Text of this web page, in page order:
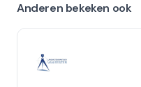
Anderen bekeken ook